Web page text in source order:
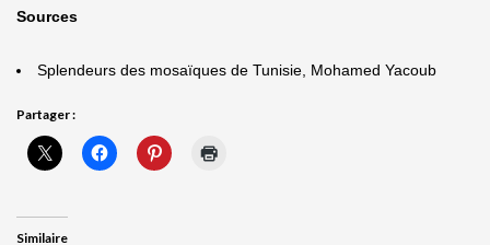
Sources
Splendeurs des mosaïques de Tunisie, Mohamed Yacoub
Partager :
Similaire